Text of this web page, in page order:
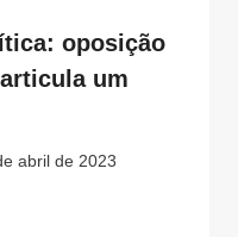
oposição
um
abril de 2023